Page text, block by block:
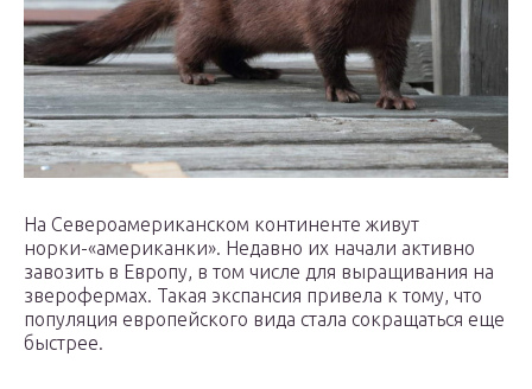
На Североамериканском континенте живут
норки-«американки». Недавно их начали активно
завозить в Европу, в том числе для выращивания на
зверофермах. Такая экспансия привела к тому, что
популяция европейского вида стала сокращаться еще
быстрее.